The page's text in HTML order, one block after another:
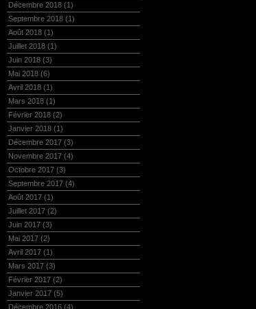
Décembre 2018 (1)
Septembre 2018 (1)
Août 2018 (1)
Juillet 2018 (1)
Juin 2018 (3)
Mai 2018 (6)
Avril 2018 (1)
Mars 2018 (1)
Février 2018 (2)
Janvier 2018 (1)
Décembre 2017 (3)
Novembre 2017 (4)
Octobre 2017 (3)
Septembre 2017 (4)
Août 2017 (1)
Juillet 2017 (2)
Juin 2017 (3)
Mai 2017 (2)
Avril 2017 (1)
Mars 2017 (3)
Février 2017 (2)
Janvier 2017 (5)
Décembre 2016 (4)